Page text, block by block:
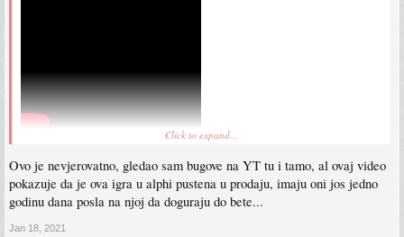
Click to expand...
Ovo je nevjerovatno, gledao sam bugove na YT tu i tamo, al ovaj video
pokazuje da je ova igra u alphi pustena u prodaju, imaju oni jos jedno
godinu dana posla na njoj da doguraju do bete...
Jan 18, 2021